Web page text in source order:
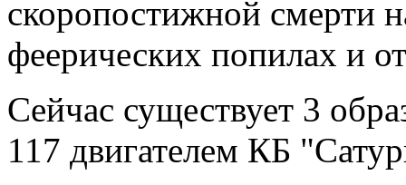
скоропостижной смерти
феерических попилах и
Сейчас существует 3
117 двигателем КБ